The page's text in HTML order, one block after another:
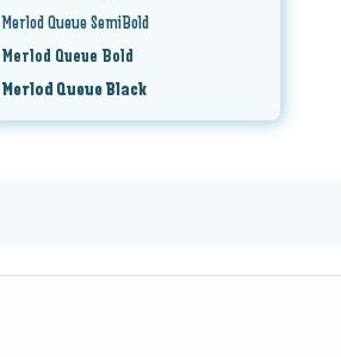
Merlod Queue SemiBold
Merlod Queue Bold
Merlod Queue Black